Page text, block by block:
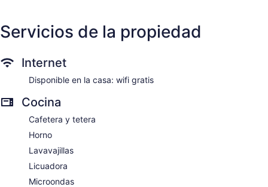
Month-
long
Only
Stock
Island
Servicios de la propiedad
Internet
Disponible en la casa: wifi gratis
Cocina
Cafetera y tetera
Horno
Lavavajillas
Licuadora
Microondas